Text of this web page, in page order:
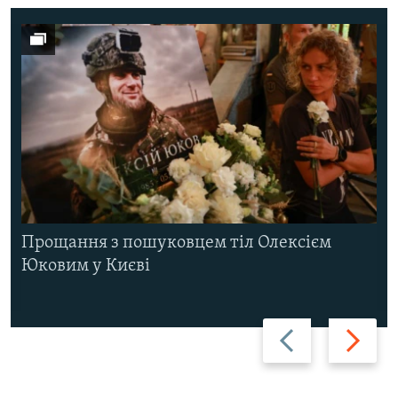
Назад Вперед
Прощання з пошуковцем тіл Олексієм
Юковим у Києві